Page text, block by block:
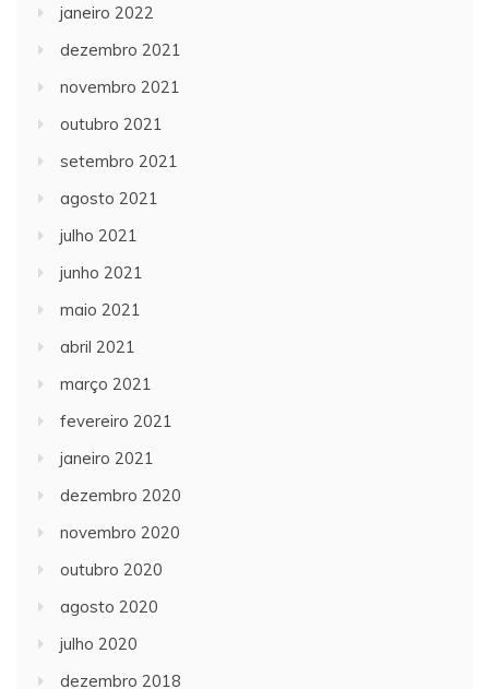
janeiro 2022
dezembro 2021
novembro 2021
outubro 2021
setembro 2021
agosto 2021
julho 2021
junho 2021
maio 2021
abril 2021
março 2021
fevereiro 2021
janeiro 2021
dezembro 2020
novembro 2020
outubro 2020
agosto 2020
julho 2020
dezembro 2018